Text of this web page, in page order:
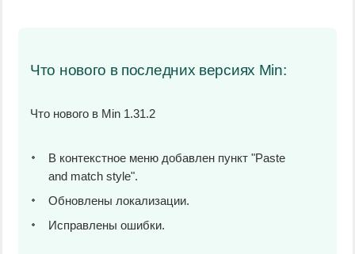
Что нового в последних версиях Min:
Что нового в Min 1.31.2
В контекстное меню добавлен пункт "Paste
and match style".
Обновлены локализации.
Исправлены ошибки.